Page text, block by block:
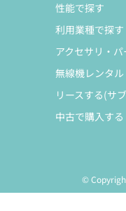
性能で探す
利用業種で探す
アクセサリ・パ
無線機レンタル
リースする(サ
中古で購入する
©